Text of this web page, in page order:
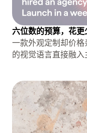
六位数的预算，花
一款外观定制却价
的视觉语言直接融入